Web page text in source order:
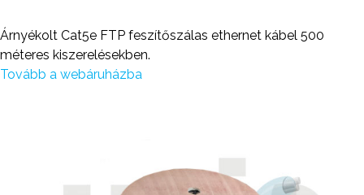
Árnyékolt Cat5e FTP feszítőszálas ethernet kábel 500
méteres kiszerelésekben.
Tovább a webáruházba